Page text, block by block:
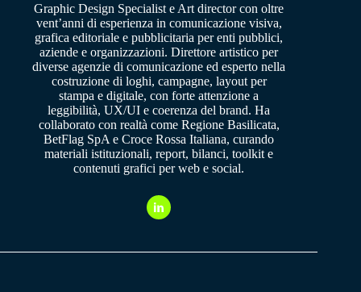
Graphic Design Specialist e Art director con oltre
vent’anni di esperienza in comunicazione visiva,
grafica editoriale e pubblicitaria per enti pubblici,
aziende e organizzazioni. Direttore artistico per
diverse agenzie di comunicazione ed esperto nella
costruzione di loghi, campagne, layout per
stampa e digitale, con forte attenzione a
leggibilità, UX/UI e coerenza del brand. Ha
collaborato con realtà come Regione Basilicata,
BetFlag SpA e Croce Rossa Italiana, curando
materiali istituzionali, report, bilanci, toolkit e
contenuti grafici per web e social.